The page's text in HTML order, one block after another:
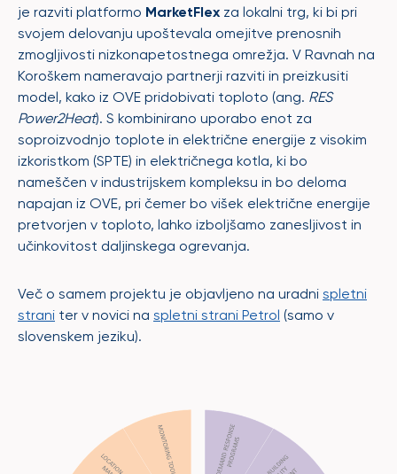
je razviti platformo MarketFlex za lokalni trg, ki bi pri
svojem delovanju upoštevala omejitve prenosnih
zmogljivosti nizkonapetostnega omrežja. V Ravnah na
Koroškem nameravajo partnerji razviti in preizkusiti
model, kako iz OVE pridobivati toploto (ang. RES
Power2Heat). S kombinirano uporabo enot za
soproizvodnjo toplote in električne energije z visokim
izkoristkom (SPTE) in električnega kotla, ki bo
nameščen v industrijskem kompleksu in bo deloma
napajan iz OVE, pri čemer bo višek električne energije
pretvorjen v toploto, lahko izboljšamo zanesljivost in
učinkovitost daljinskega ogrevanja.
Več o samem projektu je objavljeno na uradni spletni
strani ter v novici na spletni strani Petrol (samo v
slovenskem jeziku).